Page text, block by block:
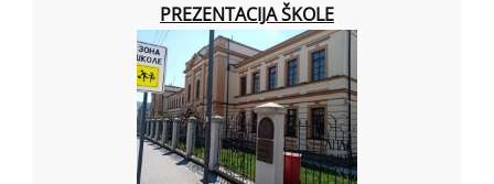
PREZENTACIJA ŠKOLE